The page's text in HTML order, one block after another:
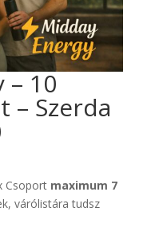
– 10
– Szerda
Csoport maximum 7
várólistára tudsz